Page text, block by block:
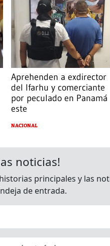
Aprehenden a exdirector
del Ifarhu y comerciante
por peculado en Panamá
este
NACIONAL